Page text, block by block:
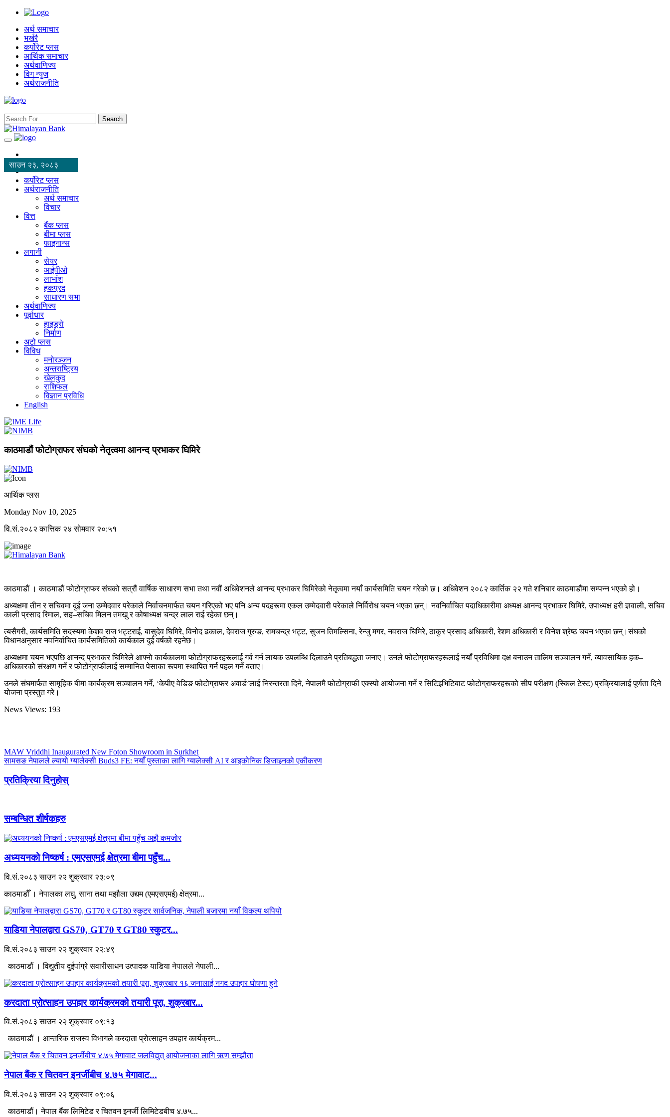
अर्थ समाचार
भर्खरै
कर्पोरेट प्लस
आर्थिक समाचार
अर्थवाणिज्य
विग न्युज
अर्थराजनीति
Search
साउन २३, २०८३
कर्पोरेट प्लस
अर्थराजनीति
अर्थ समाचार
विचार
वित्त
बैंक प्लस
बीमा प्लस
फाइनान्स
लगानी
सेयर
आईपीओ
लाभांश
हकप्रद
साधारण सभा
अर्थवाणिज्य
पूर्वाधार
हाइड्राे
निर्माण
अटो प्लस
विविध
मनोरञ्जन
अन्तराष्ट्रिय
खेलकुद
राशिफल
विज्ञान प्रविधि
English
काठमाडौं फोटोग्राफर संघको नेतृत्वमा आनन्द प्रभाकर घिमिरे
आर्थिक प्लस
Monday Nov 10, 2025
वि.सं.२०८२ कात्तिक २४ सोमवार २०:५१
काठमाडौं । काठमाडौं फोटोग्राफर संघको सत्रौं वार्षिक साधारण सभा तथा नवौं अधिवेशनले आनन्द प्रभाकर घिमिरेको नेतृत्वमा नयाँ कार्यसमिति चयन गरेको छ। अधिवेशन २०८२ कार्तिक २२ गते शनिबार काठमाडौंमा सम्पन्न भएको हो।
अध्यक्षमा तीन र सचिवमा दुई जना उम्मेदवार परेकाले निर्वाचनमार्फत चयन गरिएको भए पनि अन्य पदहरूमा एकल उम्मेदवारी परेकाले निर्विरोध चयन भएका छन्। नवनिर्वाचित पदाधिकारीमा अध्यक्ष आनन्द प्रभाकर घिमिरे, उपाध्यक्ष हरी ज्ञवाली, सचिव
काली प्रसाद रिमाल, सह–सचिव मिलन तमखु र कोषाध्यक्ष चन्द्र लाल राई रहेका छन्।
त्यसैगरी, कार्यसमिति सदस्यमा केशव राज भट्टराई, बासुदेव घिमिरे, विनोद ढकाल, देवराज गुरुङ, रामचन्द्र भट्ट, सुजन तिमल्सिना, रेन्जु मगर, नवराज घिमिरे, ठाकुर प्रसाद अधिकारी, रेशम अधिकारी र विनेश श्रेष्ठ चयन भएका छन्।संघको
विधानअनुसार नवनिर्वाचित कार्यसमितिको कार्यकाल दुई वर्षको रहनेछ।
अध्यक्षमा चयन भएपछि आनन्द प्रभाकर घिमिरेले आफ्नो कार्यकालमा फोटोग्राफरहरूलाई गर्व गर्न लायक उपलब्धि दिलाउने प्रतिबद्धता जनाए। उनले फोटोग्राफरहरूलाई नयाँ प्रविधिमा दक्ष बनाउन तालिम सञ्चालन गर्ने, व्यावसायिक हक–
अधिकारको संरक्षण गर्ने र फोटोग्राफीलाई सम्मानित पेसाका रूपमा स्थापित गर्न पहल गर्ने बताए।
उनले संघमार्फत सामूहिक बीमा कार्यक्रम सञ्चालन गर्ने, ‘केपीए वेडिङ फोटोग्राफर अवार्ड’लाई निरन्तरता दिने, नेपालमै फोटोग्राफी एक्स्पो आयोजना गर्ने र सिटिइभिटिबाट फोटोग्राफरहरूको सीप परीक्षण (स्किल टेस्ट) प्रक्रियालाई पूर्णता दिने
योजना प्रस्तुत गरे।
News Views: 193
MAW Vriddhi Inaugurated New Foton Showroom in Surkhet
सामसङ नेपालले ल्यायो ग्यालेक्सी Buds3 FE: नयाँ पुस्ताका लागि ग्यालेक्सी AI र आइकोनिक डिजाइनको एकीकरण
प्रतिक्रिया दिनुहोस्
सम्बन्धित शीर्षकहरु
अध्ययनको निष्कर्ष : एमएसएमई क्षेत्रमा बीमा पहुँच...
वि.सं.२०८३ साउन २२ शुक्रवार २३:०९
काठमाडौँ । नेपालका लघु, साना तथा मझौला उद्यम (एमएसएमई) क्षेत्रमा...
याडिया नेपालद्वारा GS70, GT70 र GT80 स्कुटर...
वि.सं.२०८३ साउन २२ शुक्रवार २२:४९
काठमाडौं । विद्युतीय दुईपांग्रे सवारीसाधन उत्पादक याडिया नेपालले नेपाली...
करदाता प्रोत्साहन उपहार कार्यक्रमको तयारी पूरा, शुक्रबार...
वि.सं.२०८३ साउन २२ शुक्रवार ०९:१३
काठमाडौं । आन्तरिक राजस्व विभागले करदाता प्रोत्साहन उपहार कार्यक्रम...
नेपाल बैंक र चितवन इनर्जीबीच ४.७५ मेगावाट...
वि.सं.२०८३ साउन २२ शुक्रवार ०९:०६
काठमाडौं। नेपाल बैंक लिमिटेड र चितवन इनर्जी लिमिटेडबीच ४.७५...